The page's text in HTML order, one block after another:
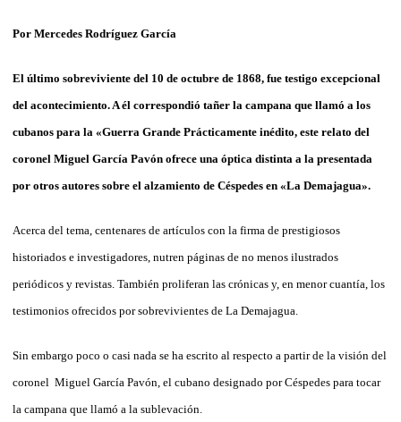
Por Mercedes Rodríguez García
El último sobreviviente del 10 de octubre de 1868, fue testigo excepcional
del acontecimiento. A él correspondió tañer la campana que llamó a los
cubanos para la «Guerra Grande Prácticamente inédito, este relato del
coronel Miguel García Pavón ofrece una óptica distinta a la presentada
por otros autores sobre el alzamiento de Céspedes en «La Demajagua».
Acerca del tema, centenares de artículos con la firma de prestigiosos
historiados e investigadores, nutren páginas de no menos ilustrados
periódicos y revistas. También proliferan las crónicas y, en menor cuantía, los
testimonios ofrecidos por sobrevivientes de La Demajagua.
Sin embargo poco o casi nada se ha escrito al respecto a partir de la visión del
coronel Miguel García Pavón, el cubano designado por Céspedes para tocar
la campana que llamó a la sublevación.